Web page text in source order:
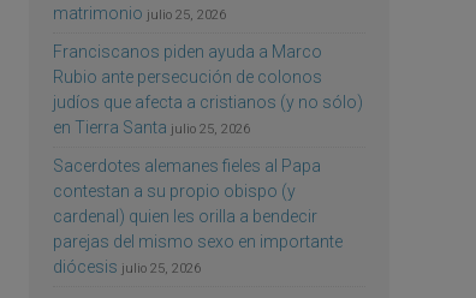
matrimonio julio 25, 2026
Franciscanos piden ayuda a Marco
Rubio ante persecución de colonos
judíos que afecta a cristianos (y no sólo)
en Tierra Santa julio 25, 2026
Sacerdotes alemanes fieles al Papa
contestan a su propio obispo (y
cardenal) quien les orilla a bendecir
parejas del mismo sexo en importante
diócesis julio 25, 2026